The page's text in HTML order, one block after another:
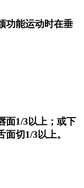
功能运动时在垂
面1/3以上；或下
切1/3以上。